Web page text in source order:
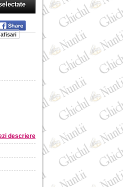
afisari
descriere